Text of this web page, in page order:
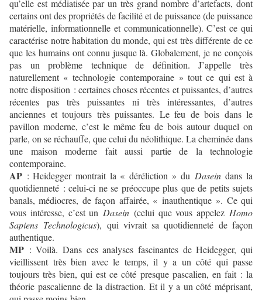
qu’elle est médiatisée par un très grand nombre d’artefacts, dont
certains ont des propriétés de facilité et de puissance (de puissance
matérielle, informationnelle et communicationnelle). C’est ce qui
caractérise notre habitation du monde, qui est très différente de ce
que les humains ont connu jusque là. Globalement, je ne conçois
pas un problème technique de définition. J’appelle très
naturellement « technologie contemporaine » tout ce qui est à
notre disposition : certaines choses récentes et puissantes, d’autres
récentes pas très puissantes ni très intéressantes, d’autres
anciennes et toujours très puissantes. Le feu de bois dans le
pavillon moderne, c’est le même feu de bois autour duquel on
parle, on se réchauffe, que celui du néolithique. La cheminée dans
une maison moderne fait aussi partie de la technologie
contemporaine.
AP : Heidegger montrait la « déréliction » du Daseindans la
quotidienneté : celui-ci ne se préoccupe plus que de petits sujets
banals, médiocres, de façon affairée, « inauthentique ». Ce qui
vous intéresse, c’est un Dasein (celui que vous appelez Homo
Sapiens Technologicus), qui vivrait sa quotidienneté de façon
authentique.
MP : Voilà. Dans ces analyses fascinantes de Heidegger, qui
vieillissent très bien avec le temps, il y a un côté qui passe
toujours très bien, qui est ce côté presque pascalien, en fait : la
théorie pascalienne de la distraction. Et il y a un côté méprisant,